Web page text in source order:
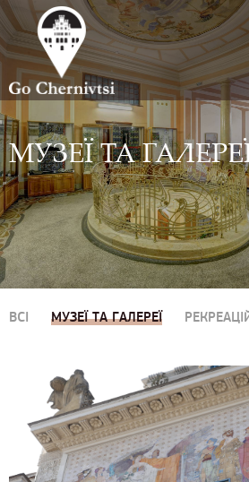
МУЗЕЇ ТА
ВСІ МУЗЕЇ ТА ГАЛЕРЕЇ